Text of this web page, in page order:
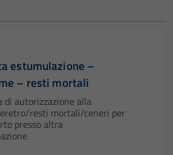
estumulazione –
– resti mortali
di autorizzazione alla
resti mortali/ceneri per
presso altra